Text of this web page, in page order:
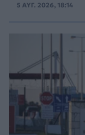
5 ΑΥΓ. 2026, 18:14